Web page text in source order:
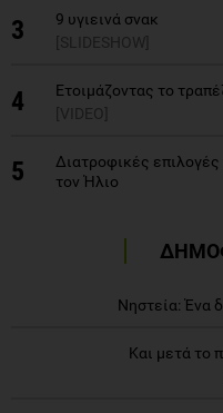
3
9 υγιεινά σνακ
[SLIDESHOW]
4
Ετοιμάζοντας το
[VIDEO]
5
Διατροφικές
τον Ήλιο
Νηστεία: Ένα
Και μετά το